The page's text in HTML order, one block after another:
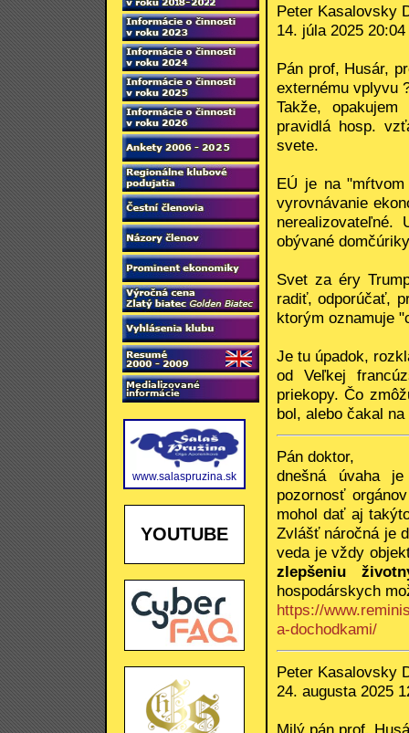
www.salaspruzina.sk
YOUTUBE
Peter Kasalovsky
14. júla 2025 20:04
Pán prof, Husár,
externému vplyvu
Takže, opakujem
pravidlá hosp.
svete.
EÚ je na
vyrovnávanie
obývané
Svet za éry
radiť, odporúčať,
ktorým oznamuje
Je tu úpadok,
od Veľkej
priekopy. Čo
bol, alebo čakal
Pán doktor,
dnešná úvaha
pozornosť
mohol dať aj
Zvlášť náročná je
veda je vždy
zlepšeniu
hospodárskych
https://
a-dochodkami/
Peter Kasalovsky
24. augusta 2025